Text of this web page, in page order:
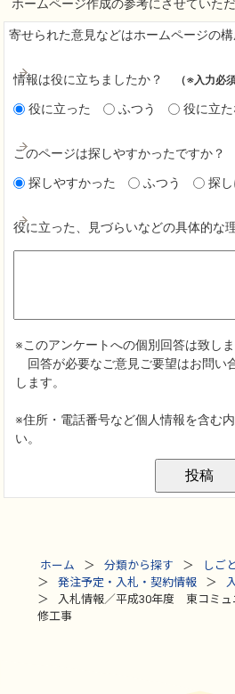
ホーム
分類から探す しご
発注予定・入札・契約情報
入札情報／平成30年度 東コミュ
修工事